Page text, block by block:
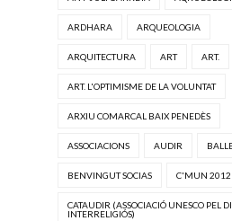
ARDHARA ARQUEOLOGIA
ARQUITECTURA ART ART.
ART. L'OPTIMISME DE LA VOLUNTAT
ARXIU COMARCAL BAIX PENEDÈS
ASSOCIACIONS AUDIR
BENVINGUT SOCIAS C'MUN 2012
CATAUDIR (ASSOCIACIÓ UNESCO PEL
INTERRELIGIÓS)